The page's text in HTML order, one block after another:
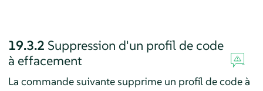
19.3.2 Suppression d'un profil de code
à effacement
La commande suivante supprime un profil de code à